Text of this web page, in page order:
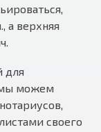
а верхняя
для
мы можем
своего